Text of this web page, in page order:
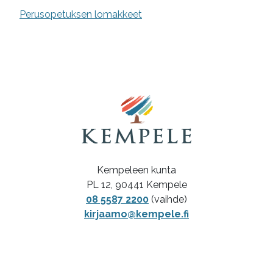
Perusopetuksen lomakkeet
Kempeleen kunta
PL 12, 90441 Kempele
08 5587 2200 (vaihde)
kirjaamo@kempele.fi